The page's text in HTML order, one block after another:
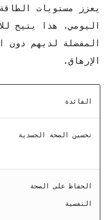
يعزز مستويات
اليومي. هذا يتيح
المفضلة لديهم دون
الإرهاق.
الفائدة
تحسين الصحة الجسدية
الحفاظ على الصحة
النفسية